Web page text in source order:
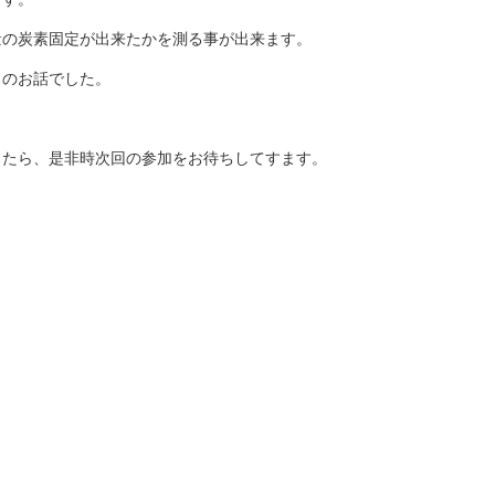
炭素固定が出来たかを測る事が出来ます。
お話でした。
ら、是非時次回の参加をお待ちしてすます。